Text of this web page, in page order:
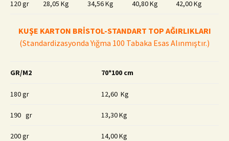
120 gr 28,05 Kg 34,56 Kg 40,80 Kg 42,00 Kg
KUŞE KARTON BRİSTOL-STANDART TOP AĞIRLIKLARI
(Standardizasyonda Yığma 100 Tabaka Esas Alınmıştır.)
GR/M2 70*100 cm
180 gr 12,60 Kg
190 gr 13,30 Kg
200 gr 14,00 Kg